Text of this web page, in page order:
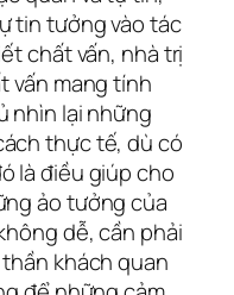
tin tưởng vào tác
chất vấn, nhà trị
vấn mang tính
nhìn lại những
thực tế, dù có
là điều giúp cho
ảo tưởng của
dễ, cần phải
khách quan